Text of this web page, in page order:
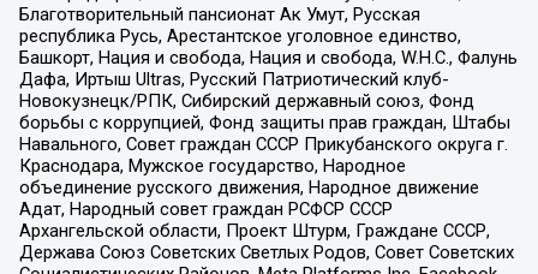
Благотворительный пансионат Ак Умут, Русская
республика Русь, Арестантское уголовное единство,
Башкорт, Нация и свобода, Нация и свобода, W.H.С., Фалунь
Дафа, Иртыш Ultras, Русский Патриотический клуб-
Новокузнецк/РПК, Сибирский державный союз, Фонд
борьбы с коррупцией, Фонд защиты прав граждан, Штабы
Навального, Совет граждан СССР Прикубанского округа г.
Краснодара, Мужское государство, Народное
объединение русского движения, Народное движение
Адат, Народный совет граждан РСФСР СССР
Архангельской области, Проект Штурм, Граждане СССР,
Держава Союз Советских Светлых Родов, Совет Советских